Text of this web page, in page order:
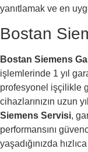
yanıtlamak ve en
Bostan
Bostan Siemens
işlemlerinde 1 yıl
profesyonel işçilikle
cihazlarınızın uzun
Siemens Servisi,
performansını
yaşadığınızda